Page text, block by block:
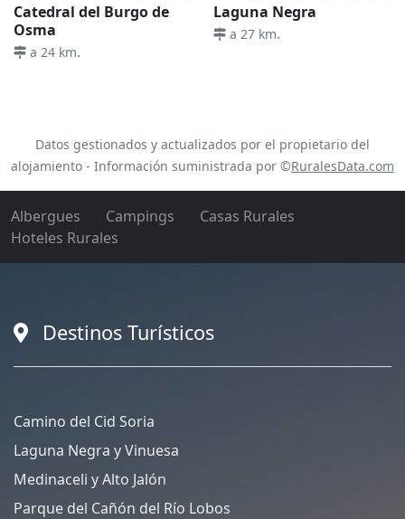
Catedral del Burgo de
Osma
a 24 km.
Laguna Negra
a 27 km.
Datos gestionados y actualizados por el propietario del
alojamiento - Información suministrada por ©RuralesData.com
Albergues Campings
Casas Rurales
Hoteles Rurales
Destinos Turísticos
Camino del Cid Soria
Laguna Negra y Vinuesa
Medinaceli y Alto Jalón
Parque del Cañón del Río Lobos